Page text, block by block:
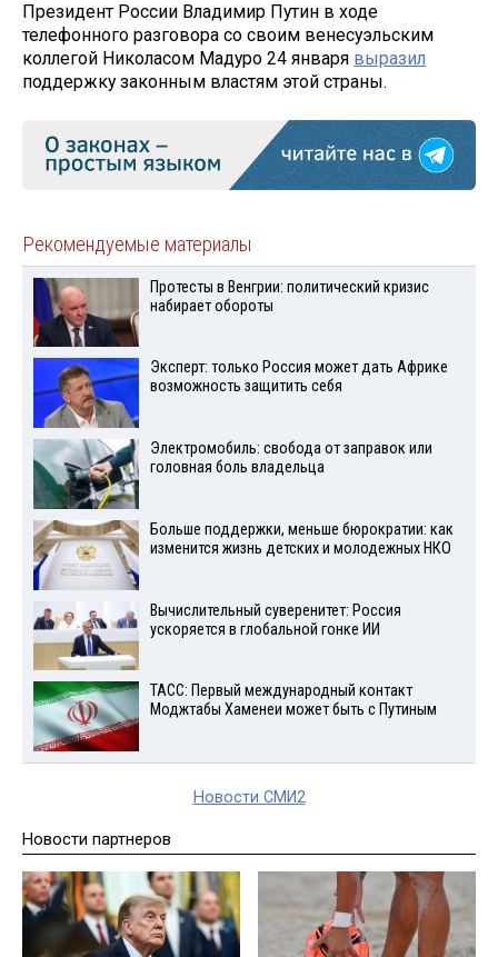
Президент России Владимир Путин в ходе
телефонного разговора со своим венесуэльским
коллегой Николасом Мадуро 24 января выразил
поддержку законным властям этой страны.
Рекомендуемые материалы
Протесты в Венгрии: политический кризис
набирает обороты
Эксперт: только Россия может дать Африке
возможность защитить себя
Электромобиль: свобода от заправок или
головная боль владельца
Больше поддержки, меньше бюрократии: как
изменится жизнь детских и молодежных НКО
Вычислительный суверенитет: Россия
ускоряется в глобальной гонке ИИ
ТАСС: Первый международный контакт
Моджтабы Хаменеи может быть с Путиным
Новости СМИ2
Новости партнеров